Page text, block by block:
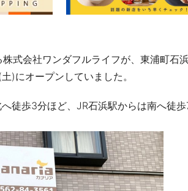
式会社ワンダフルライフが、東浦町石
)にオープンしていました。
徒歩3分ほど、 JR石浜駅からは南へ徒歩